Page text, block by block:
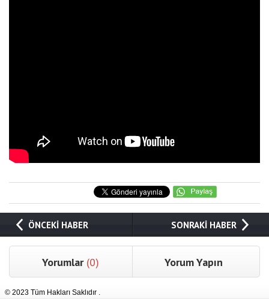
ÖNCEKİ HABER SONRAKİ HABER
Yorumlar (0) Yorum Yapın
© 2023 Tüm Hakları Saklıdır .